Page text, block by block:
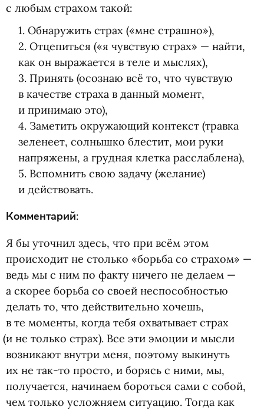
с любым страхом такой:
1. Обнаружить страх («мне страшно»),
2. Отцепиться («я чувствую страх» — найти,
как он выражается в теле и мыслях),
3. Принять (осознаю всё то, что чувствую
в качестве страха в данный момент,
и принимаю это),
4. Заметить окружающий контекст (травка
зеленеет, солнышко блестит, мои руки
напряжены, а грудная клетка расслаблена),
5. Вспомнить свою задачу (желание)
и действовать.
Комментарий:
Я бы уточнил здесь, что при всём этом
происходит не столько «борьба со страхом» —
ведь мы с ним по факту ничего не делаем —
а скорее борьба со своей неспособностью
делать то, что действительно хочешь,
в те моменты, когда тебя охватывает страх
(и не только страх). Все эти эмоции и мысли
возникают внутри меня, поэтому выкинуть
их не так-то просто, и борясь с ними, мы,
получается, начинаем бороться сами с собой,
чем только усложняем ситуацию. Тогда как